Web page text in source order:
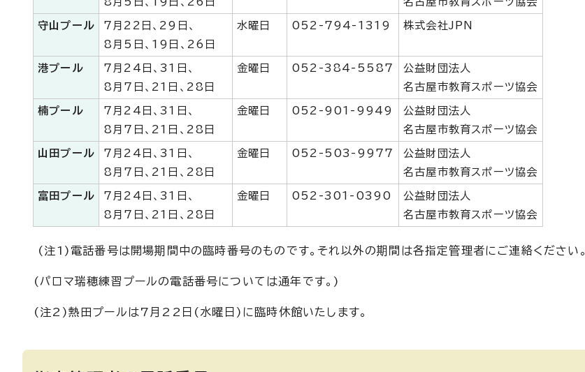
守山プール
7月22日、29日、
8月5日、19日、26日
水曜日 052-794-1319 株式会社JPN
港プール
7月24日、31日、
8月7日、21日、28日
金曜日 052-384-5587
公益財団法人
名古屋市教育スポーツ協会
楠プール
7月24日、31日、
8月7日、21日、28日
金曜日 052-901-9949
公益財団法人
名古屋市教育スポーツ協会
山田プール
7月24日、31日、
8月7日、21日、28日
金曜日 052-503-9977
公益財団法人
名古屋市教育スポーツ協会
富田プール
7月24日、31日、
8月7日、21日、28日
金曜日 052-301-0390
公益財団法人
名古屋市教育スポーツ協会
(注1)電話番号は開場期間中の臨時番号のものです。それ以外の期間は各指定管理者にご連絡ください。
(パロマ瑞穂練習プールの電話番号については通年です。)
(注2)熱田プールは7月22日(水曜日)に臨時休館いたします。